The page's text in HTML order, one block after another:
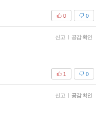
0
0
신고 | 공감 확인
0
1
신고 | 공감 확인